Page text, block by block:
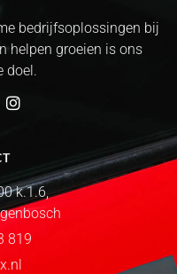
bedrijfsoplossingen bij
helpen groeien is ons
doel.
k.1.6,
819